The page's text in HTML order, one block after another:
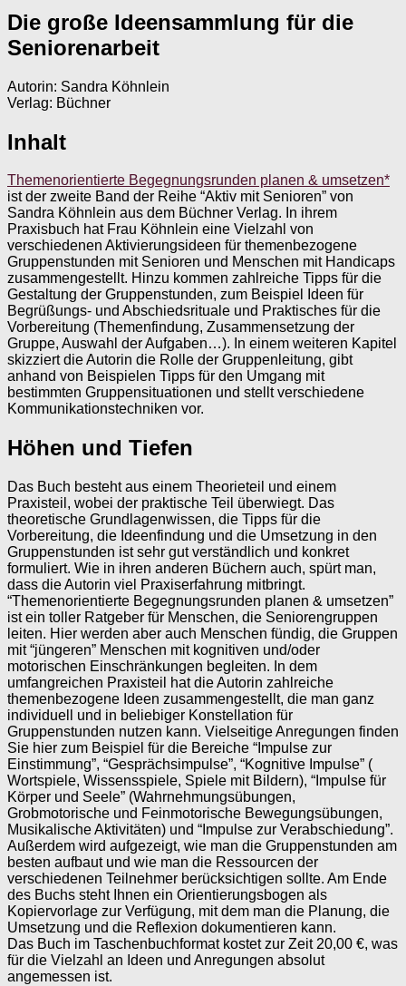
Die große Ideensammlung für die
Seniorenarbeit
Autorin: Sandra Köhnlein
Verlag: Büchner
Inhalt
Themenorientierte Begegnungsrunden planen & umsetzen*
ist der zweite Band der Reihe “Aktiv mit Senioren” von
Sandra Köhnlein aus dem Büchner Verlag. In ihrem
Praxisbuch hat Frau Köhnlein eine Vielzahl von
verschiedenen Aktivierungsideen für themenbezogene
Gruppenstunden mit Senioren und Menschen mit Handicaps
zusammengestellt. Hinzu kommen zahlreiche Tipps für die
Gestaltung der Gruppenstunden, zum Beispiel Ideen für
Begrüßungs- und Abschiedsrituale und Praktisches für die
Vorbereitung (Themenfindung, Zusammensetzung der
Gruppe, Auswahl der Aufgaben…). In einem weiteren Kapitel
skizziert die Autorin die Rolle der Gruppenleitung, gibt
anhand von Beispielen Tipps für den Umgang mit
bestimmten Gruppensituationen und stellt verschiedene
Kommunikationstechniken vor.
Höhen und Tiefen
Das Buch besteht aus einem Theorieteil und einem
Praxisteil, wobei der praktische Teil überwiegt. Das
theoretische Grundlagenwissen, die Tipps für die
Vorbereitung, die Ideenfindung und die Umsetzung in den
Gruppenstunden ist sehr gut verständlich und konkret
formuliert. Wie in ihren anderen Büchern auch, spürt man,
dass die Autorin viel Praxiserfahrung mitbringt.
“Themenorientierte Begegnungsrunden planen & umsetzen”
ist ein toller Ratgeber für Menschen, die Seniorengruppen
leiten. Hier werden aber auch Menschen fündig, die Gruppen
mit “jüngeren” Menschen mit kognitiven und/oder
motorischen Einschränkungen begleiten. In dem
umfangreichen Praxisteil hat die Autorin zahlreiche
themenbezogene Ideen zusammengestellt, die man ganz
individuell und in beliebiger Konstellation für
Gruppenstunden nutzen kann. Vielseitige Anregungen finden
Sie hier zum Beispiel für die Bereiche “Impulse zur
Einstimmung”, “Gesprächsimpulse”, “Kognitive Impulse” (
Wortspiele, Wissensspiele, Spiele mit Bildern), “Impulse für
Körper und Seele” (Wahrnehmungsübungen,
Grobmotorische und Feinmotorische Bewegungsübungen,
Musikalische Aktivitäten) und “Impulse zur Verabschiedung”.
Außerdem wird aufgezeigt, wie man die Gruppenstunden am
besten aufbaut und wie man die Ressourcen der
verschiedenen Teilnehmer berücksichtigen sollte. Am Ende
des Buchs steht Ihnen ein Orientierungsbogen als
Kopiervorlage zur Verfügung, mit dem man die Planung, die
Umsetzung und die Reflexion dokumentieren kann.
Das Buch im Taschenbuchformat kostet zur Zeit 20,00 €, was
für die Vielzahl an Ideen und Anregungen absolut
angemessen ist.